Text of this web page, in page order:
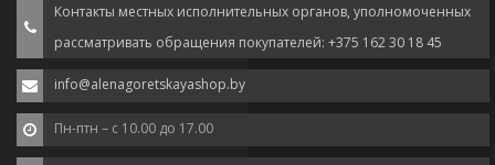
Контакты местных исполнительных органов, уполномоченных
рассматривать обращения покупателей: +375 162 30 18 45
info@alenagoretskayashop.by
Пн-птн – с 10.00 до 17.00